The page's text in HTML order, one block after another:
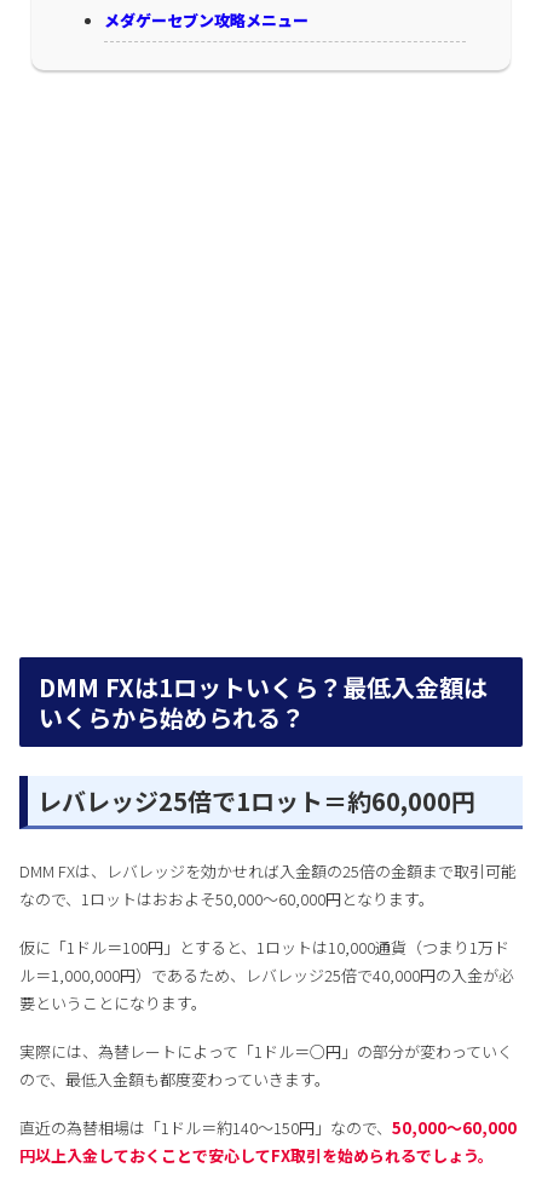
メダゲーセブン攻略メニュー
DMM FXは1ロットいくら？最低入金額は
いくらから始められる？
レバレッジ25倍で1ロット＝約60,000円
DMM FXは、レバレッジを効かせれば入金額の25倍の金額まで取引可能
なので、1ロットはおおよそ50,000〜60,000円となります。
仮に「1ドル＝100円」とすると、1ロットは10,000通貨（つまり1万ド
ル＝1,000,000円）であるため、レバレッジ25倍で40,000円の入金が必
要ということになります。
実際には、為替レートによって「1ドル＝○円」の部分が変わっていく
ので、最低入金額も都度変わっていきます。
直近の為替相場は「1ドル＝約140〜150円」なので、 50,000〜60,000
円以上入金しておくことで安心してFX取引を始められるでしょう。